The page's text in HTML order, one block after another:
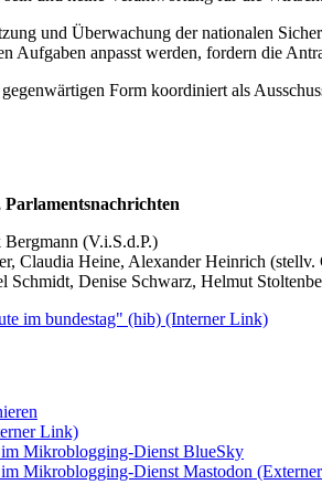
und Überwachung der nationalen
Aufgaben anpasst werden, fordern die
Form koordiniert als
Parlamentsnachrichten
Bergmann (V.i.S.d.P.)
Claudia Heine, Alexander Heinrich
Schmidt, Denise Schwarz, Helmut
im bundestag" (hib) (Interner Link)
Link)
Mikroblogging-Dienst BlueSky
Mikroblogging-Dienst Mastodon